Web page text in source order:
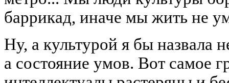
баррикад, иначе мы жить не
Ну, а культурой я бы назвала
а состояние умов. Вот самое